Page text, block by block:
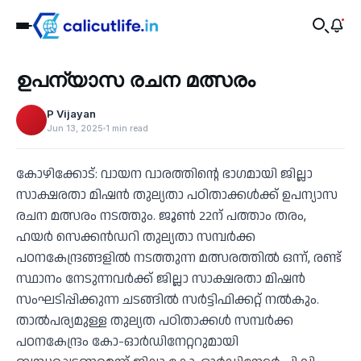
‹
Education
ഉപന്യാസ രചന മത്സരം
P Vijayan
Jun 13, 2025 1 min read
കോഴിക്കോട്: വായന വാരത്തിന്റെ ഭാഗമായി ജില്ലാ
സാക്ഷരതാ മിഷന്‍ തുല്യതാ പഠിതാക്കള്‍ക്ക് ഉപന്യാസ
രചന മത്സരം നടത്തും. ജൂണ്‍ 22ന് പത്താം തരം,
ഹയര്‍ സെക്കന്‍ഡറി തുല്യതാ സമ്പര്‍ക്ക
പഠനകേന്ദ്രങ്ങളില്‍ നടത്തുന്ന മത്സരത്തില്‍ ഒന്ന്, രണ്ട്
സ്ഥാനം നേടുന്നവര്‍ക്ക് ജില്ലാ സാക്ഷരതാ മിഷന്‍
സംഘടിപ്പിക്കുന്ന ചടങ്ങില്‍ സര്‍ട്ടിഫിക്കറ്റ് നല്‍കും.
താല്‍പര്യമുള്ള തുല്യത പഠിതാക്കള്‍ സമ്പര്‍ക്ക
പഠനകേന്ദ്രം കോ-ഓർഡിനേറ്ററുമായി